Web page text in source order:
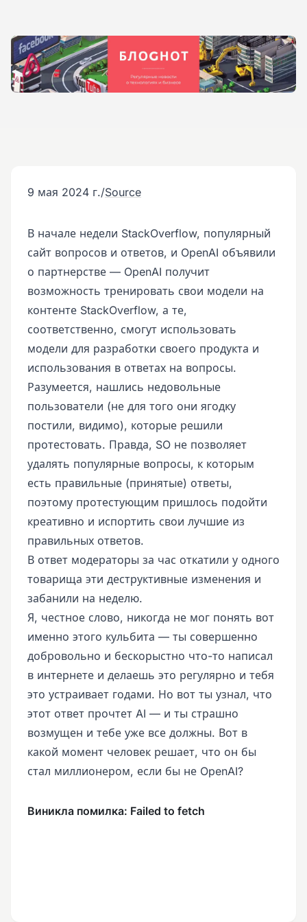
9 мая 2024 г./Source
В начале недели StackOverflow, популярный
сайт вопросов и ответов, и OpenAI объявили
о партнерстве — OpenAI получит
возможность тренировать свои модели на
контенте StackOverflow, а те,
соответственно, смогут использовать
модели для разработки своего продукта и
использования в ответах на вопросы.
Разумеется, нашлись недовольные
пользователи (не для того они ягодку
постили, видимо), которые решили
протестовать. Правда, SO не позволяет
удалять популярные вопросы, к которым
есть правильные (принятые) ответы,
поэтому протестующим пришлось подойти
креативно и испортить свои лучшие из
правильных ответов.
В ответ модераторы за час откатили у одного
товарища эти деструктивные изменения и
забанили на неделю.
Я, честное слово, никогда не мог понять вот
именно этого кульбита — ты совершенно
добровольно и бескорыстно что-то написал
в интернете и делаешь это регулярно и тебя
это устраивает годами. Но вот ты узнал, что
этот ответ прочтет AI — и ты страшно
возмущен и тебе уже все должны. Вот в
какой момент человек решает, что он бы
стал миллионером, если бы не OpenAI?